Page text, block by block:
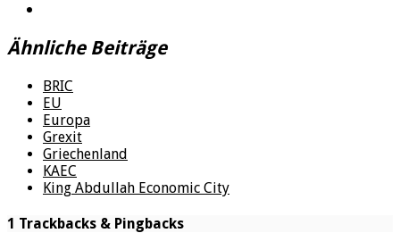
Ähnliche Beiträge
BRIC
EU
Europa
Grexit
Griechenland
KAEC
King Abdullah Economic City
1 Trackbacks & Pingbacks